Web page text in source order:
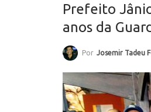
Prefeito
anos da
Por Josemir Tadeu